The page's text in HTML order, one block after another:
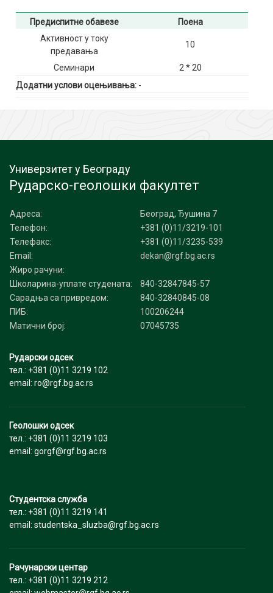
Предиспитне обавезе
Поена
Активност у току
предавања
10
Семинари
2 * 20
Додатни услови оцењивања: -
Универзитет у Београду
Рударско-геолошки факултет
Адреса:
Београд, Ђушина 7
Телефон:
+381 (0)11/3219-101
Телефакс:
+381 (0)11/3235-539
Email:
dekan@rgf.bg.ac.rs
Жиро рачуни:
Школарина-уплате студената:
840-32847845-57
Сарадња са привредом:
840-32840845-08
ПИБ:
100206244
Матични број:
07045735
Рударски одсек
тел.: +381 (0)11 3219 102
email: ro@rgf.bg.ac.rs
Геолошки одсек
тел.: +381 (0)11 3219 103
email: gorgf@rgf.bg.ac.rs
Студентска служба
тел.: +381 (0)11 3219 141
email: studentska_sluzba@rgf.bg.ac.rs
Рачунарски центар
тел.: +381 (0)11 3219 212